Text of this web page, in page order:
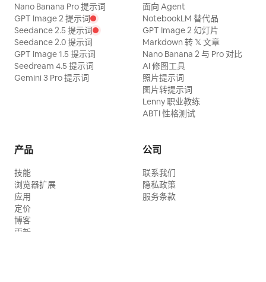
Nano Banana Pro 提示词
GPT Image 2 提示词
Seedance 2.5 提示词
Seedance 2.0 提示词
GPT Image 1.5 提示词
Seedream 4.5 提示词
Gemini 3 Pro 提示词
面向 Agent
NotebookLM 替代品
GPT Image 2 幻灯片
Markdown 转 𝕏 文章
Nano Banana 2 与 Pro 对比
AI 修图工具
照片提示词
图片转提示词
Lenny 职业教练
ABTI 性格测试
产品
技能
浏览器扩展
应用
定价
博客
更新
公司
联系我们
隐私政策
服务条款